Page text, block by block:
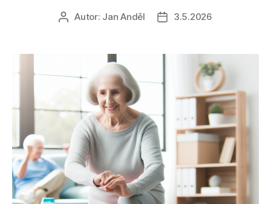
AutorAutor: Jan Anděl
Datum
3.5.2026